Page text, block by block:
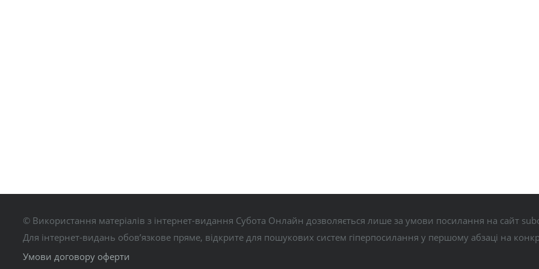
© Використання матеріалів з інтернет-видання Субота Онлайн дозволяється лише за умови посилання на сайт
Для інтернет-видань обов’язкове пряме, відкрите для пошукових систем гіперпосилання у першому абзаці на
Умови договору оферти